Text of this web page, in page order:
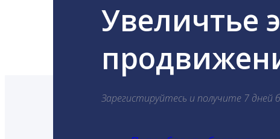
Увеличтье
Зарегистируйтесь и получите 7 дней